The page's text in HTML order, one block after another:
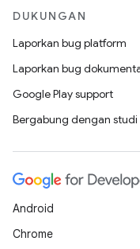
DUKUNGAN
Laporkan bug platform
Laporkan bug
Google Play support
Bergabung dengan studi
Android
Chrome